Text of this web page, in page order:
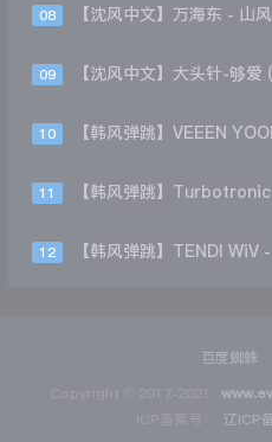
08
09 【沈风中文】大头针-够
10
11
12
百度蜘蛛
辽ICP